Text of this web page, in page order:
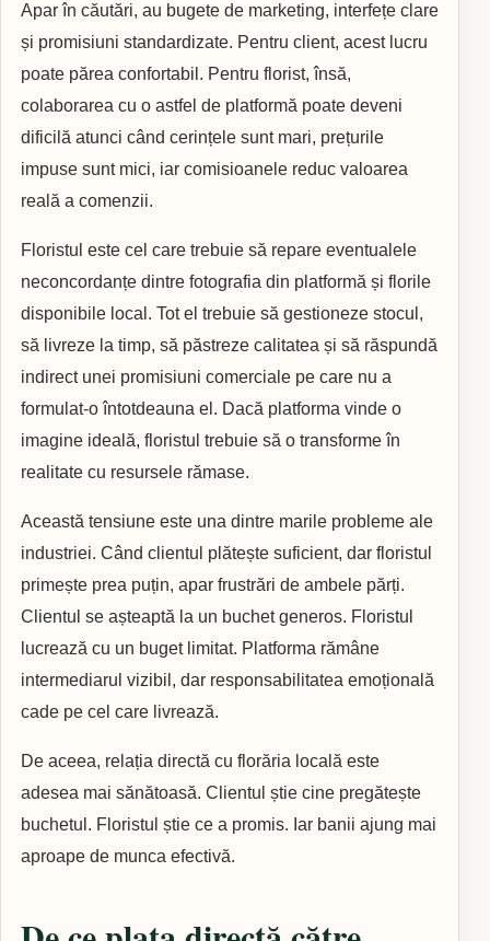
Apar în căutări, au bugete de marketing, interfețe clare
și promisiuni standardizate. Pentru client, acest lucru
poate părea confortabil. Pentru florist, însă,
colaborarea cu o astfel de platformă poate deveni
dificilă atunci când cerințele sunt mari, prețurile
impuse sunt mici, iar comisioanele reduc valoarea
reală a comenzii.
Floristul este cel care trebuie să repare eventualele
neconcordanțe dintre fotografia din platformă și florile
disponibile local. Tot el trebuie să gestioneze stocul,
să livreze la timp, să păstreze calitatea și să răspundă
indirect unei promisiuni comerciale pe care nu a
formulat-o întotdeauna el. Dacă platforma vinde o
imagine ideală, floristul trebuie să o transforme în
realitate cu resursele rămase.
Această tensiune este una dintre marile probleme ale
industriei. Când clientul plătește suficient, dar floristul
primește prea puțin, apar frustrări de ambele părți.
Clientul se așteaptă la un buchet generos. Floristul
lucrează cu un buget limitat. Platforma rămâne
intermediarul vizibil, dar responsabilitatea emoțională
cade pe cel care livrează.
De aceea, relația directă cu florăria locală este
adesea mai sănătoasă. Clientul știe cine pregătește
buchetul. Floristul știe ce a promis. Iar banii ajung mai
aproape de munca efectivă.